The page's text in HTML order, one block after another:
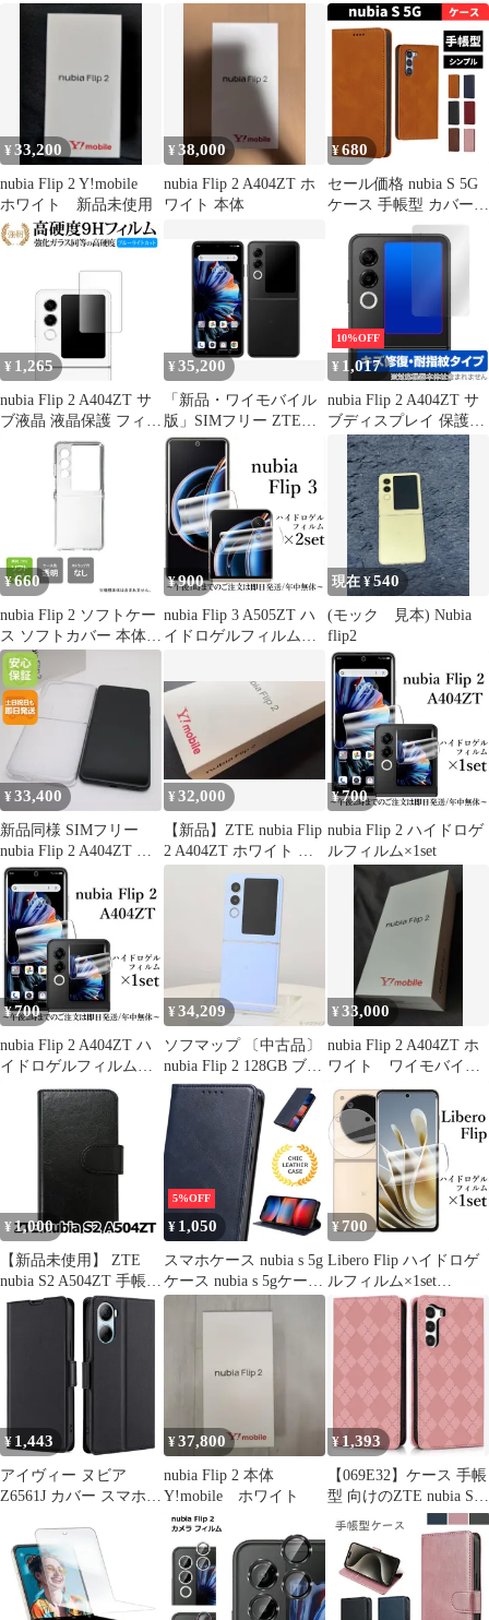
nubia Flip 5G / nubia
Flip 2 A404ZT フィルム
Libero Flip/ヌビア Flip/
ヌビア Flip2 / ヌビア
Flip3 (メ
NX724J
¥33,200
nubia Flip 2 Y!mobile
ホワイト 新品未使用
¥38,000
nubia Flip 2 A404ZT ホ
ワイト 本体
¥680
セール価格 nubia S 5G
ケース 手帳型 カバー
耐衝撃 ヌビアs5g
A403ZT ケース 手帳 ス
マホケース
¥ 1,265
nubia Flip 2 A404ZT サ
ブ液晶 液晶保護 フィル
ム 互換品 強化ガラス
と 同等の 高硬度9H ブ
ルーライトカット クリ
ア光沢タイプ 改訂版 メ
¥35,200
「新品・ワイモバイル
版」SIMフリー ZTE
nubia Flip 2 A404ZT [ブ
ラック] 6GB/128GB
10%OFF
¥ 1,017
nubia Flip 2 A404ZT サ
ブディスプレイ 保護フ
ィルム OverLay Magic
for ヌビア フリップ ツ
ー 傷修復 耐指紋 指紋
防止 コーティング
¥660
nubia Flip 2 ソフトケー
ス ソフトカバー 本体
保護 カバー 耐衝撃 ス
マホケース スマホカバ
ー 透明 クリア 無地ケ
ース 無地カバー 送料無
¥900
nubia Flip 3 A505ZT ハ
イドロゲルフィルム
現在 ¥540
(モック 見本) Nubia
flip2
¥33,400
新品同様 SIMフリー
nubia Flip 2 A404ZT ブ
ラック スマホ ZTE 即
日発送 土日祝発送OK
¥32,000
【新品】ZTE nubia Flip
2 A404ZT ホワイト 折
¥700
nubia Flip 2 ハイドロゲ
ルフィルム×1set
¥700
nubia Flip 2 A404ZT ハ
イドロゲルフィルム
¥34,209
ソフマップ 〔中古品〕
nubia Flip 2 128GB ブル
ー A404ZT Y!mobile
SIMフリー【262】
¥33,000
nubia Flip 2 A404ZT ホ
ワイト ワイモバイ
ル 新品未使用
¥ 1,000
【新品未使用】 ZTE
nubia S2 A504ZT 手帳型
スマホ ケース PUレザ
ー スムースレザー (カ
バー色ブラック) 無地
黒色 シンプル おしゃれ
かわいい カード収納 携
a504zt-bk
5%OFF
¥ 1,050
スマホケース nubia s 5g
ケース nubia s 5gケース
nubia s 5g a403zt カード
¥700
Libero Flip ハイドロゲ
ルフィルム×1set
A304ZT
¥ 1,443
アイヴィー ヌビア
Z6561J カバー スマホケ
5G4 手帳ケース 携帯カ
バー Ivy 適用 nubia
【BonwFzin】 ZTE 軽
量 ZTE 薄いケース
¥37,800
nubia Flip 2 本体
Y!mobile ホワイト
¥1,393
【069E32】ケース 手帳
型 向けのZTE nubia S
5G 人気 耐衝撃